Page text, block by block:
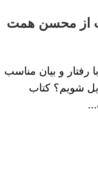
از محسن همت
و بیان مناسب
شویم؟ کتاب